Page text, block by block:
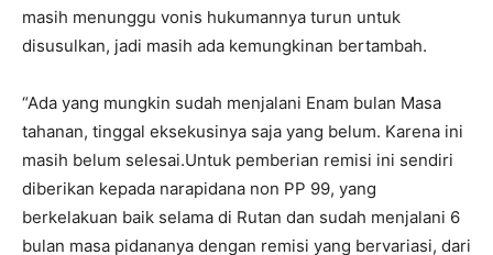
masih menunggu vonis hukumannya turun untuk
disusulkan, jadi masih ada kemungkinan bertambah.
“Ada yang mungkin sudah menjalani Enam bulan Masa
tahanan, tinggal eksekusinya saja yang belum. Karena ini
masih belum selesai.Untuk pemberian remisi ini sendiri
diberikan kepada narapidana non PP 99, yang
berkelakuan baik selama di Rutan dan sudah menjalani 6
bulan masa pidananya dengan remisi yang bervariasi, dari